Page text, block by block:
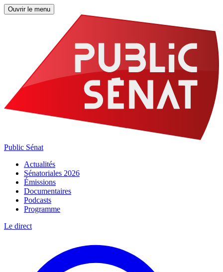
Ouvrir le menu
Public Sénat
Actualités
Sénatoriales 2026
Émissions
Documentaires
Podcasts
Programme
Le direct